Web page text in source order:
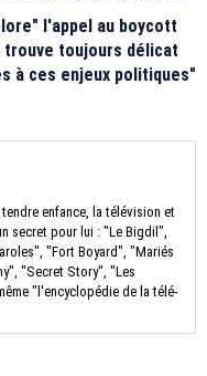
l'appel au boycott
trouve toujours délicat
à ces enjeux politiques"
enfance, la télévision et
secret pour lui : "Le Bigdil",
"Fort Boyard", "Mariés
"Secret Story", "Les
"l'encyclopédie de la télé-